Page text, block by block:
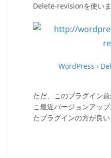
Delete-revisionを使いま
WordPress ›
ただ、このプラグイン
こ最近バージョンアッ
たプラグインの方が良い